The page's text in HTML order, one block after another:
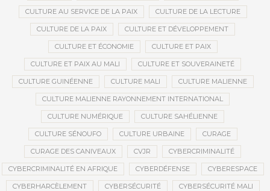
CULTURE AU SERVICE DE LA PAIX CULTURE DE LA LECTURE
CULTURE DE LA PAIX CULTURE ET DÉVELOPPEMENT
CULTURE ET ÉCONOMIE CULTURE ET PAIX
CULTURE ET PAIX AU MALI CULTURE ET SOUVERAINETÉ
CULTURE GUINÉENNE CULTURE MALI CULTURE MALIENNE
CULTURE MALIENNE RAYONNEMENT INTERNATIONAL
CULTURE NUMÉRIQUE CULTURE SAHÉLIENNE
CULTURE SÉNOUFO CULTURE URBAINE CURAGE
CURAGE DES CANIVEAUX CVJR CYBERCRIMINALITÉ
CYBERCRIMINALITÉ EN AFRIQUE CYBERDÉFENSE CYBERESPACE
CYBERHARCÈLEMENT CYBERSÉCURITÉ CYBERSÉCURITÉ MALI